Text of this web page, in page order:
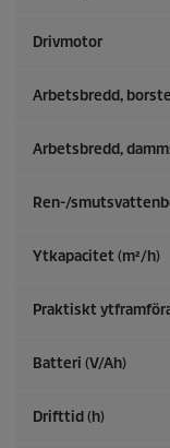
Drivmotor
Arbetsbredd,
Arbetsbredd,
Ren-/
Ytkapacitet (m²/h)
Praktiskt
Batteri (V/Ah)
Drifttid (h)